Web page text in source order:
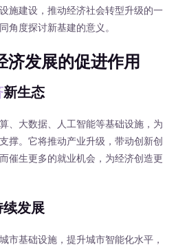
施建设，推动经济社会转型升级的一
角度探讨新基建的意义。
济发展的促进作用
新生态
大数据、人工智能等基础设施，为
撑。它将推动产业升级，带动创新创
催生更多的就业机会，为经济创造更
发展
基础设施，提升城市智能化水平，